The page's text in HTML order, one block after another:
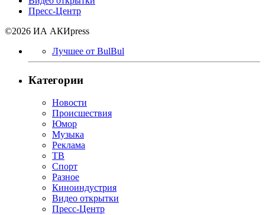
Пресс-Центр
©2026 ИА АКИpress
Лучшее от BulBul
Категории
Новости
Происшествия
Юмор
Музыка
Реклама
ТВ
Спорт
Разное
Киноиндустрия
Видео открытки
Пресс-Центр